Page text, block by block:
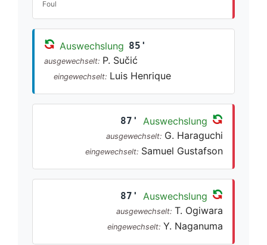
Foul
Auswechslung 85'
ausgewechselt: P. Sučić
eingewechselt: Luis Henrique
87' Auswechslung
ausgewechselt: G. Haraguchi
eingewechselt: Samuel Gustafson
87' Auswechslung
ausgewechselt: T. Ogiwara
eingewechselt: Y. Naganuma